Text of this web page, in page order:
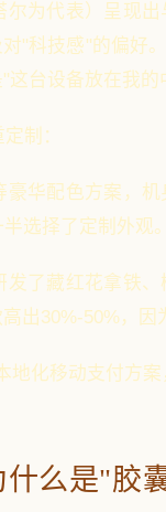
为代表）呈现
"科技感"的偏好
台设备放在我的
制：
豪华配色方案，
选择了定制外观。
发了藏红花拿铁
出30%-50%，因
地化移动支付方
什么是"胶